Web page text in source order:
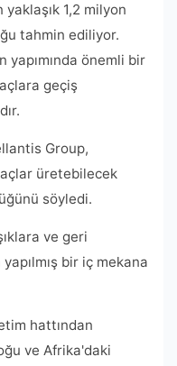
yaklaşık 1,2 milyon
tahmin ediliyor.
önemli bir
geçiş
Group,
üretebilecek
söyledi.
ve geri
bir iç mekana
hattından
ve Afrika'daki